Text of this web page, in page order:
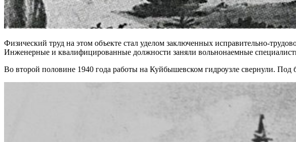
Физический труд на этом объекте стал уделом заключенных исправительно-
Инженерные и квалифицированные должности заняли вольнонаемные
Во второй половине 1940 года работы на Куйбышевском гидроузле свернули.